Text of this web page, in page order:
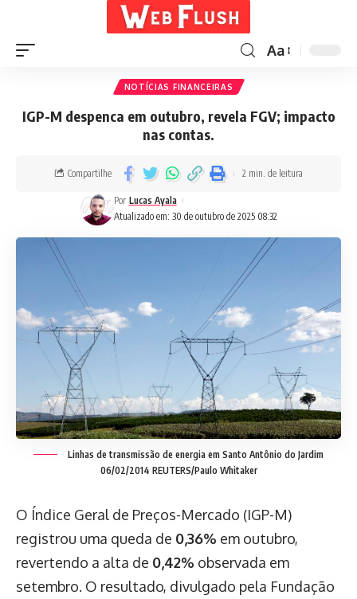
Aa
NOTÍCIAS FINANCEIRAS
IGP-M despenca em outubro, revela FGV; impacto
nas contas.
Atualizado em: 30 de outubro de 2025 08:32
Por Lucas Ayala
Compartilhe 2 min. de leitura
Linhas de transmissão de energia em Santo Antônio do Jardim
06/02/2014 REUTERS/Paulo Whitaker
O Índice Geral de Preços-Mercado (IGP-M)
registrou uma queda de 0,36% em outubro,
revertendo a alta de 0,42% observada em
setembro. O resultado, divulgado pela Fundação